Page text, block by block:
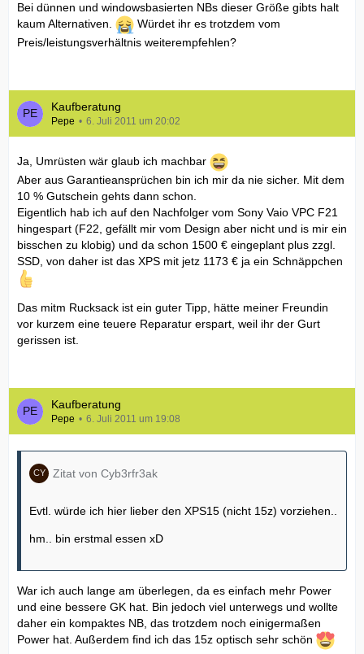
Bei dünnen und windowsbasierten NBs dieser Größe gibts halt
kaum Alternativen.
Würdet ihr es trotzdem vom
Preis/leistungsverhältnis weiterempfehlen?
Kaufberatung
Pepe 6. Juli 2011 um 20:02
Ja, Umrüsten wär glaub ich machbar
Aber aus Garantieansprüchen bin ich mir da nie sicher. Mit dem
10 % Gutschein gehts dann schon.
Eigentlich hab ich auf den Nachfolger vom Sony Vaio VPC F21
hingespart (F22, gefällt mir vom Design aber nicht und is mir ein
bisschen zu klobig) und da schon 1500 € eingeplant plus zzgl.
SSD, von daher ist das XPS mit jetz 1173 € ja ein Schnäppchen
Das mitm Rucksack ist ein guter Tipp, hätte meiner Freundin
vor kurzem eine teuere Reparatur erspart, weil ihr der Gurt
gerissen ist.
Kaufberatung
Pepe 6. Juli 2011 um 19:08
Zitat von Cyb3rfr3ak
Evtl. würde ich hier lieber den XPS15 (nicht 15z) vorziehen..
hm.. bin erstmal essen xD
War ich auch lange am überlegen, da es einfach mehr Power
und eine bessere GK hat. Bin jedoch viel unterwegs und wollte
daher ein kompaktes NB, das trotzdem noch einigermaßen
Power hat. Außerdem find ich das 15z optisch sehr schön